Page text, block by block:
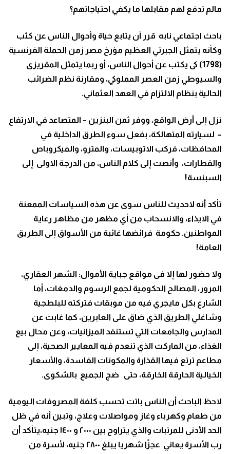
مالم تدفع لهم مقابلها ما يكفي احتياجاتهم؟
باحث اجتماعي نابه قرر أن يتابع حياة وأحوال الناس عن كثب
وكأنه يتمثل الجبرتي العظيم مؤرخ مصر زمن الحملة الفرنسية
(1798) كى يكتب عن أحوال الناس، أو ربما يتمثل المقريزى
والسيوطي زمن العصر المملوكي، ومقارنة نظم الضرائب
الحالية بنظام الالتزام في العهد العثماني.
نزل إلى أرض الواقع، ووفر ثمن البنزين – المتصاعد في الارتفاع
– لسيارته المتهالكة، بفعل سوء الطرق الداخلية في
المحافظات، فركب الاتوبيسات، والمترو، والميكروباص
والقطارات، وأنصت إلى كلام الناس، من الدرجة الاولى إلى
السبنسة!
تأكد أنه لاحديث للناس سوى عن هذه السياسات الممعنة
في الايذاء، والانسحاب من أي مظهر من مظاهر رعاية
المواطنين. حكومة فرائضها غائبة من الأسواق إلى الطريق
العامة!
ولا حضور لها إلا فى مواقع جباية الأموال: الشهر العقاري،
المرور، المصالح الحكومية لجمع الرسوم والدمغات، أما
الشارع بكل مايجري فيه من موبقات فتركته للبلطجية
وشاغلي الطريق الذي ضاق على العابرين، كما غابت عن
المدارس والجامعات التي تستنفد الميزانيات، وعن محال بيع
الغذاء، من الماركت الذي تنعدم فيه المعايير الصحية، إلى
مطاعم ترتع فيها القذارة والمكونات الفاسدة، والأسعار
الخيالية الحارقة الخارقة، حتى ضج الجميع بالشكوى.
لاحظ الباحث أن الناس باتت تحسب كلفة المصروفات اليومية
من طعام وكهرباء وغاز ومواصلات وعلاج، وتبين أنه في ظل
الحد الأدنى للمرتبات والذي يتراوح بين ٢٠٠٠ و ١٤٠٠ جنيه،يتأكد أن
رب الأسرة يعاني عجزًا شهريا يبلغ ٢٨٠٠ جنيه، لأسرة من